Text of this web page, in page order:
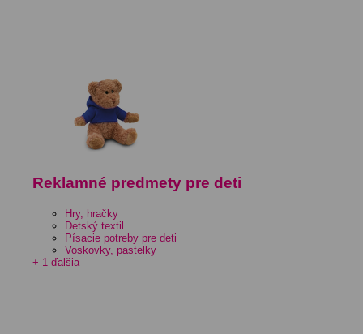
Reklamné predmety pre deti
Hry, hračky
Detský textil
Písacie potreby pre deti
Voskovky, pastelky
+ 1 ďalšia